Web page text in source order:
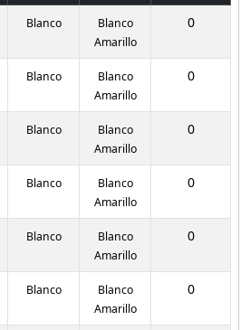
Blanco
Blanco
Amarillo
0
Blanco
Blanco
Amarillo
0
Blanco
Blanco
Amarillo
0
Blanco
Blanco
Amarillo
0
Blanco
Blanco
Amarillo
0
Blanco
Blanco
Amarillo
0